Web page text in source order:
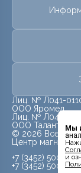
Мы
и
Лиц. № Л041-
ООО Яромед
Лиц. № Л041-
ООО Талант
© 2026 Все
Центр
+7 (3452) 500-914
+7 (3452) 500-944